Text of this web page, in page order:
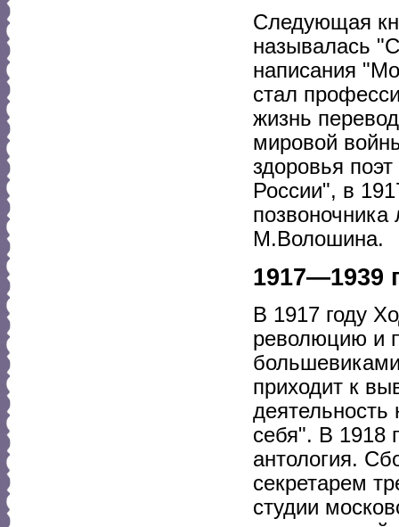
Следующая
называлась
написания
стал
жизнь
мировой
здоровья
России", в
позвоночника
М.Волошина.
1917—1939
В 1917 году
революцию и
приходит к
себя". В 1918
антология.
секретарем
студии